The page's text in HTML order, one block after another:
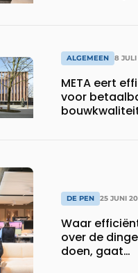
ALGEMEEN 8
META eert
voor
DE PEN 25 JUNI
Waar
over de
doen, gaat